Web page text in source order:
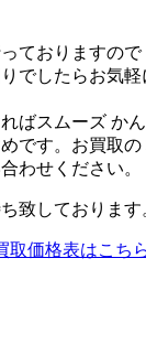
ておりますの
でしたらお気軽
ばスムーズ か
です。お買取
わせください。
致しております